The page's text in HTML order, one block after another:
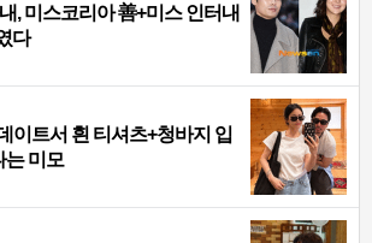
, 미스코리아 善+미스 인터내
다
이트서 흰 티셔츠+청바지 입
미모